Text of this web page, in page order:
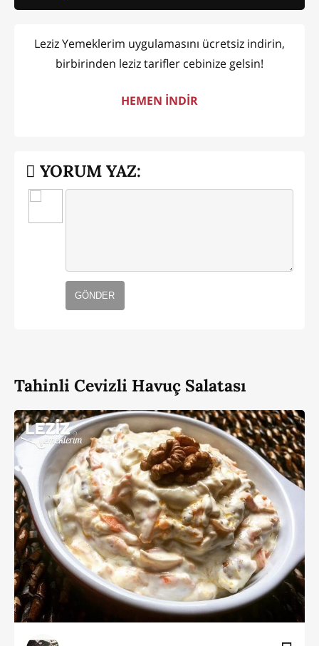
Leziz Yemeklerim uygulamasını ücretsiz indirin,
birbirinden leziz tarifler cebinize gelsin!
HEMEN İNDİR
YORUM YAZ:
GÖNDER
Tahinli Cevizli Havuç Salatası